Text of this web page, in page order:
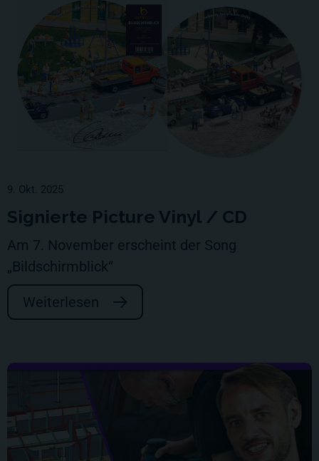
9. Okt. 2025
Signierte Picture Vinyl / CD
Am 7. November erscheint der Song
„Bildschirmblick“
Weiterlesen